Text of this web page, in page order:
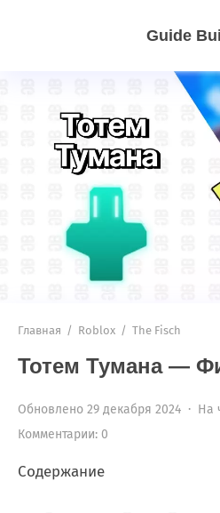
Guide
Главная / Roblox / The Fisch
Тотем Тумана —
Обновлено 29 декабря 2024 · На
Комментарии: 0
Содержание